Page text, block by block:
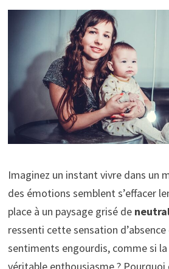
Imaginez un instant vivre dans un
des émotions semblent s’effacer
place à un paysage grisé de
ressenti cette sensation
sentiments engourdis, comme si